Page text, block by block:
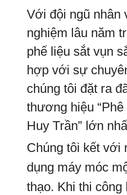
Với đội ngũ nhân
nghiệm lâu năm
phế liệu sắt vụn
hợp với sự
chúng tôi đặt ra
thương hiệu
Huy Trần” lớn
Chúng tôi kết với
dụng máy móc
thạo. Khi thi công